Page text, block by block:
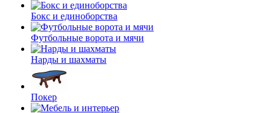
Бокс и единоборства
Футбольные ворота и мячи
Нарды и шахматы
Покер